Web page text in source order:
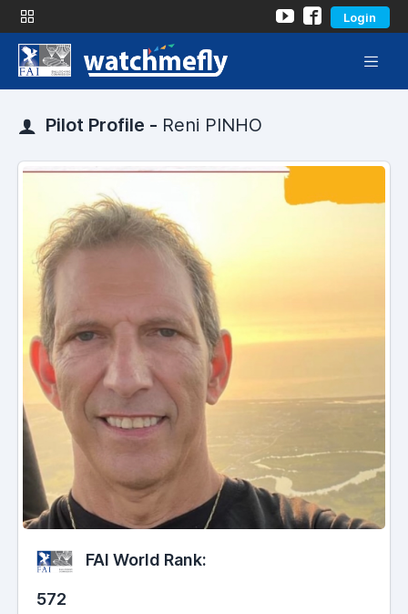
Login
Pilot Profile - Reni PINHO
FAI World Rank:
572